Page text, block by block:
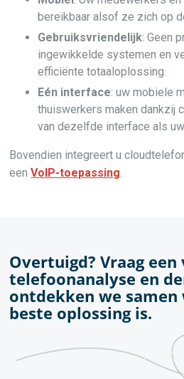
bereikbaar alsof ze zich op
Gebruiksvriendelijk: Geen
ingewikkelde systemen en
efficiënte totaaloplossing.
Eén interface: uw mobiele
thuiswerkers maken dankzij
van dezelfde interface als
Bovendien integreert u
eenVoIP-toepassing.
Overtuigd? Vraag
telefoonanalyse en
ontdekken we samen
beste oplossing is.